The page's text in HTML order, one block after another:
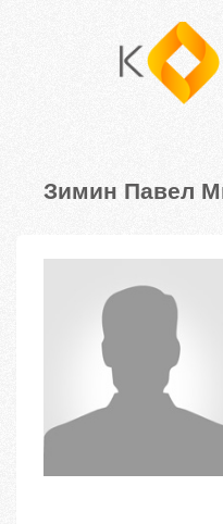
Зимин Павел